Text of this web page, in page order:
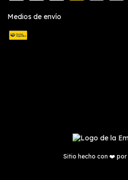
Medios de envío
Sitio hecho con ❤️ por